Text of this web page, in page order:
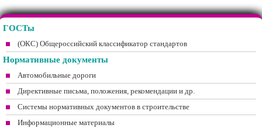
ГОСТы
(ОКС) Общероссийский классификатор стандартов
Нормативные документы
Автомобильные дороги
Директивные письма, положения, рекомендации и др.
Системы нормативных документов в строительстве
Информационные материалы